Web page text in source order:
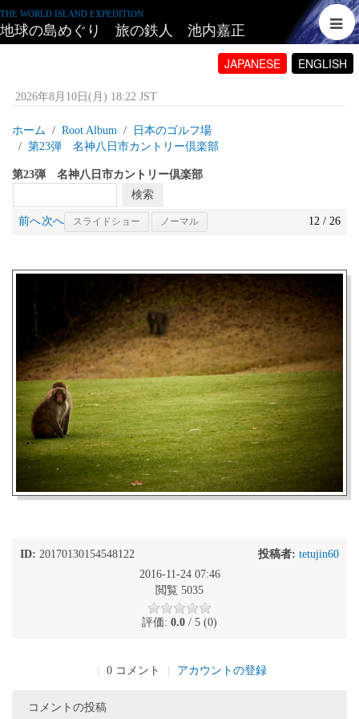
THE WORLD ISLAND EXPEDITION
地球の島めぐり 旅の鉄人 池内嘉正
JAPANESE ENGLISH
2026年8月10日(月) 18:22 JST
ホーム Root Album
日本のゴルフ場
第23弾 名神八日市カントリー倶楽部
第23弾 名神八日市カントリー倶楽部
前へ次へ スライドショー ノーマル 12 / 26
ID: 20170130154548122 投稿者: tetujin60
2016-11-24 07:46
閲覧 5035
評価: 0.0 / 5 (0)
0 コメント アカウントの登録
コメントの投稿